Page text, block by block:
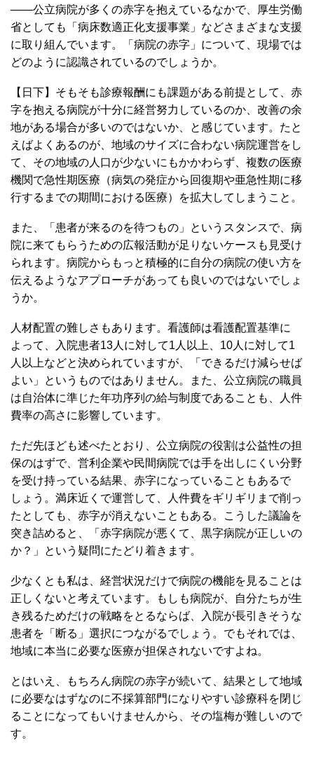
――公立病院が多くの赤字を抱えているなかで、厚生労働
省としても「病床数適正化支援事業」などさまざまな支援
に取り組んでいます。「病院の赤字」について、現場では
どのように認識されているのでしょうか。
【日下】そもそも診療報酬にも課題がある前提として、赤
字を抱える病院が十分に経営努力しているのか、改善の余
地がある場合が多いのではないか、と感じています。たと
えばよくあるのが、地域のサイズに合わない病院運営をし
て、その地域の人口が少ないにもかかわらず、複数の医療
機関で急性期医療（病気の発症から回復期や亜急性期に移
行するまでの期間における医療）を拡大してしまうこと。
また、「患者が来るのを待つもの」というスタンスで、病
院に来てもらうための広報活動が足りないケースも見受け
られます。病院からもっと積極的に自分の病院の使い方を
伝えるようなアプローチがあっても良いのではないでしょ
うか。
人材配置の難しさもあります。看護師は看護配置基準に
よって、入院患者13人に対して1人以上、10人に対して1
人以上などと決められていますが、「できるだけ減らせば
よい」というものではありません。また、公立病院の職員
は自治体に準じた年功序列の給与制度であることも、人件
費率の高さに影響しています。
ただ先ほども述べたとおり、公立病院の役割は公益性の担
保のはずで、営利企業や民間病院では手を出しにくい分野
を受け持っている結果、赤字になっていることもあるで
しょう。満床近くで運営して、人件費をギリギリまで削っ
たとしても、赤字が消えないこともある。こうした議論を
突き詰めると、「赤字病院が悪くて、黒字病院が正しいの
か？」という疑問にたどり着きます。
少なくとも私は、経営状況だけで病院の機能を見ることは
正しくないと考えています。もしも病院が、自分たちが生
き残るためだけの戦略をとるならば、入院が長引きそうな
患者を「断る」選択につながるでしょう。でもそれでは、
地域に本当に必要な医療が担保されないですよね。
とはいえ、もちろん病院の赤字が続いて、結果として地域
に必要なはずなのに不採算部門になりやすい診療科を閉じ
ることになってもいけませんから、その塩梅が難しいので
す。